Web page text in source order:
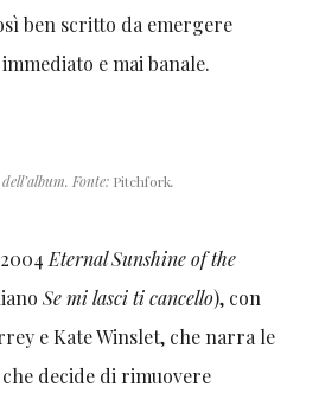
ben scritto da emergere
e mai banale.
Fonte: Pitchfork.
Eternal Sunshine of the
Se mi lasci ti cancello), con
e Kate Winslet, che narra le
decide di rimuovere